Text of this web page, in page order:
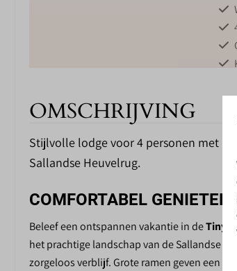
BUITEN
Tuinmeubels
Veranda
OMSCHRIJVING
Stijlvolle lodge voor 4 personen met
Sallandse Heuvelrug.
COMFORTABEL
Beleef een ontspannen vakantie in deTiny
het prachtige landschap van de Sallandse
zorgeloos verblijf. Grote ramen geven een